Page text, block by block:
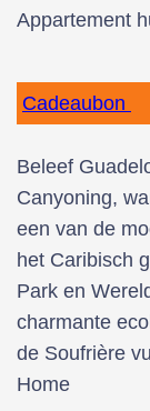
Appartement
Cadeaubon
Beleef
Canyoning,
een van de
het Caribisch
Park en
charmante
de Soufrière
Home